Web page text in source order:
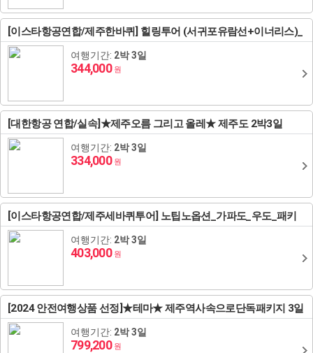
몽골/내몽고
계림
곤명/여강/하문
중앙아시아
[이스타항공연합/제주한바퀴] 힐링투어 (서귀포유람선+이너리스)_
노팁!노옵션_패키지_3일
여행기간: 2박 3일
344,000 원
[대한항공 연합/실속]★제주오름 그리고 올레★ 제주도 2박3일
여행기간: 2박 3일
334,000 원
[이스타항공연합/제주세바퀴투어] 노팁노옵션_가파도_우도_패키
지 3일
여행기간: 2박 3일
403,000 원
[2024 안전여행상품 선정]★테마★ 제주역사속으로단독패키지 3일
여행기간: 2박 3일
799,200 원